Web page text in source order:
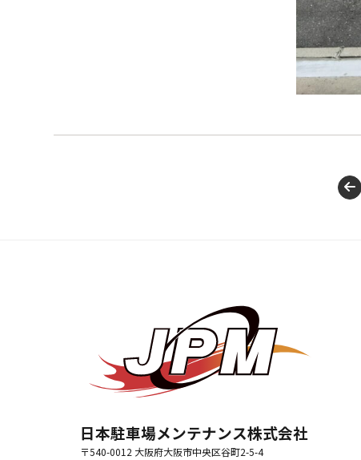
日本駐車場メンテナンス株式会社
〒540-0012 大阪府大阪市中央区谷町2-5-4